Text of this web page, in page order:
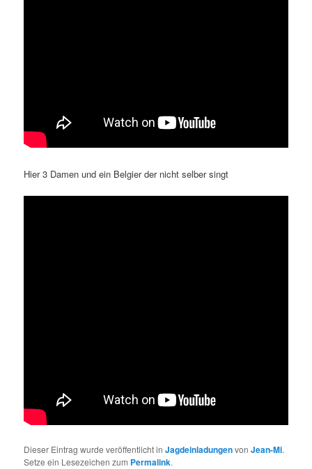
Hier 3 Damen und ein Belgier der nicht selber singt
Dieser Eintrag wurde veröffentlicht inJagdeinladungenvonJean-Mi.
Setze ein Lesezeichen zum Permalink.